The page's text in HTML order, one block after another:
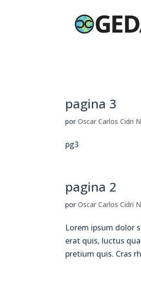
pagina 3
porOscar Carlos Cidri
pg3
pagina 2
porOscar Carlos Cidri
Lorem ipsum dolor
erat quis, luctus
pretium quis. Cras